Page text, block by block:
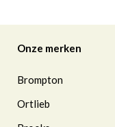
Onze merken
Brompton
Ortlieb